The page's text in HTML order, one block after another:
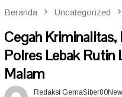
Beranda Uncategorized
Cegah
Polres Lebak Rutin
Malam
Redaksi